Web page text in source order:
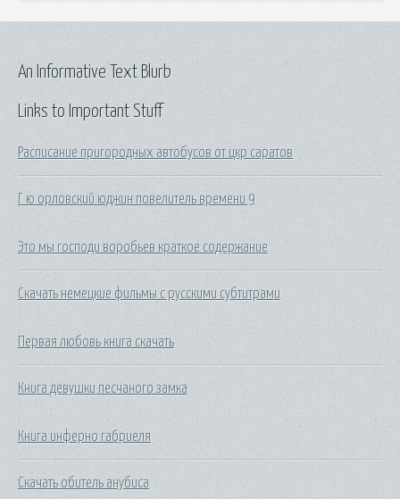
Links to Important Stuff
Расписание пригородных автобусов от цкр саратов
Г ю орловский юджин повелитель времени 9
Это мы господи воробьев краткое содержание
Скачать немецкие фильмы с русскими субтитрами
Первая любовь книга скачать
Книга девушки песчаного замка
Книга инферно габриеля
Скачать обитель анубиса
An Informative Text Blurb